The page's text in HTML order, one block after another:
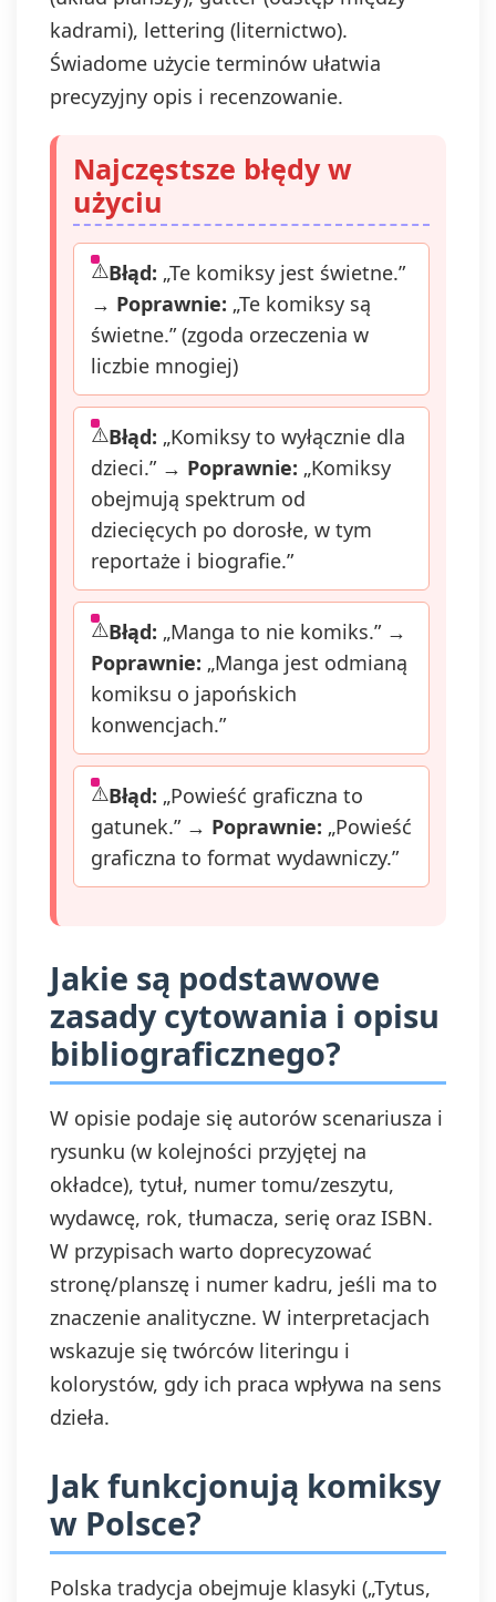
kadrami), lettering (liternictwo).
Świadome użycie terminów ułatwia
precyzyjny opis i recenzowanie.
Najczęstsze błędy w
użyciu
Błąd: „Te komiksy jest świetne.”
→ Poprawnie: „Te komiksy są
świetne.” (zgoda orzeczenia w
liczbie mnogiej)
Błąd: „Komiksy to wyłącznie dla
dzieci.” → Poprawnie: „Komiksy
obejmują spektrum od
dziecięcych po dorosłe, w tym
reportaże i biografie.”
Błąd: „Manga to nie komiks.” →
Poprawnie: „Manga jest odmianą
komiksu o japońskich
konwencjach.”
Błąd: „Powieść graficzna to
gatunek.” → Poprawnie: „Powieść
graficzna to format wydawniczy.”
Jakie są podstawowe
zasady cytowania i opisu
bibliograficznego?
W opisie podaje się autorów scenariusza i
rysunku (w kolejności przyjętej na
okładce), tytuł, numer tomu/zeszytu,
wydawcę, rok, tłumacza, serię oraz ISBN.
W przypisach warto doprecyzować
stronę/planszę i numer kadru, jeśli ma to
znaczenie analityczne. W interpretacjach
wskazuje się twórców literingu i
kolorystów, gdy ich praca wpływa na sens
dzieła.
Jak funkcjonują komiksy
w Polsce?
Polska tradycja obejmuje klasyki („Tytus,